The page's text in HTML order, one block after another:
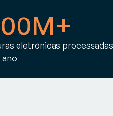
eletrónicas processadas